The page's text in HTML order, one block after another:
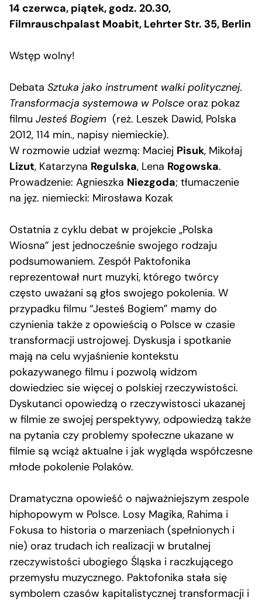
14 czerwca, piątek, godz. 20.30,
Filmrauschpalast Moabit, Lehrter Str. 35, Berlin
Wstęp wolny!
Debata Sztuka jako instrument walki politycznej.
Transformacja systemowa w Polsce oraz pokaz
filmu Jesteś Bogiem (reż. Leszek Dawid, Polska
2012, 114 min., napisy niemieckie).
W rozmowie udział wezmą: Maciej Pisuk, Mikołaj
Lizut, Katarzyna Regulska, Lena Rogowska.
Prowadzenie: Agnieszka Niezgoda; tłumaczenie
na jęz. niemiecki: Mirosława Kozak
Ostatnia z cyklu debat w projekcie „Polska
Wiosna” jest jednocześnie swojego rodzaju
podsumowaniem. Zespół Paktofonika
reprezentował nurt muzyki, którego twórcy
często uważani są głos swojego pokolenia. W
przypadku filmu “Jesteś Bogiem” mamy do
czynienia także z opowieścią o Polsce w czasie
transformacji ustrojowej. Dyskusja i spotkanie
mają na celu wyjaśnienie kontekstu
pokazywanego filmu i pozwolą widzom
dowiedziec sie więcej o polskiej rzeczywistości.
Dyskutanci opowiedzą o rzeczywistosci ukazanej
w filmie ze swojej perspektywy, odpowiedzą także
na pytania czy problemy społeczne ukazane w
filmie są wciąż aktualne i jak wygląda współczesne
młode pokolenie Polaków.
Dramatyczna opowieść o najważniejszym zespole
hiphopowym w Polsce. Losy Magika, Rahima i
Fokusa to historia o marzeniach (spełnionych i
nie) oraz trudach ich realizacji w brutalnej
rzeczywistości ubogiego Śląska i raczkującego
przemysłu muzycznego. Paktofonika stała się
symbolem czasów kapitalistycznej transformacji i